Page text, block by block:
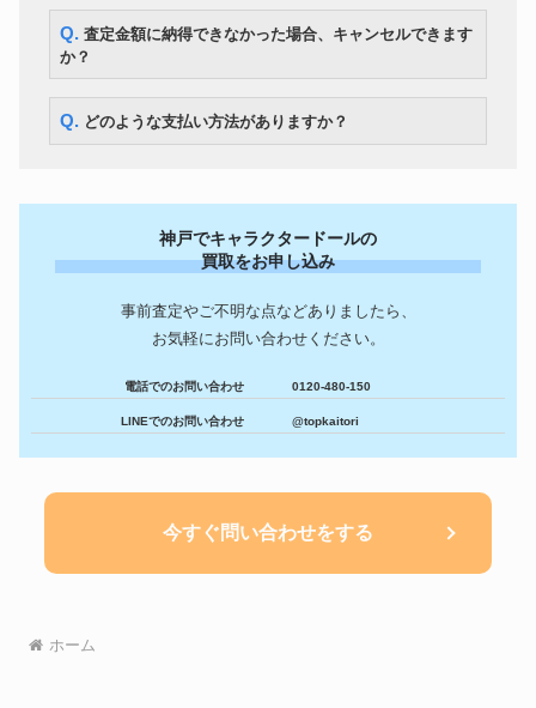
Q. 査定金額に納得できなかった場合、キャンセルできます
か？
Q. どのような支払い方法がありますか？
神戸でキャラクタードールの
買取をお申し込み
事前査定やご不明な点などありましたら、
お気軽にお問い合わせください。
電話でのお問い合わせ 0120-480-150
LINEでのお問い合わせ @topkaitori
今すぐ問い合わせをする
ホーム